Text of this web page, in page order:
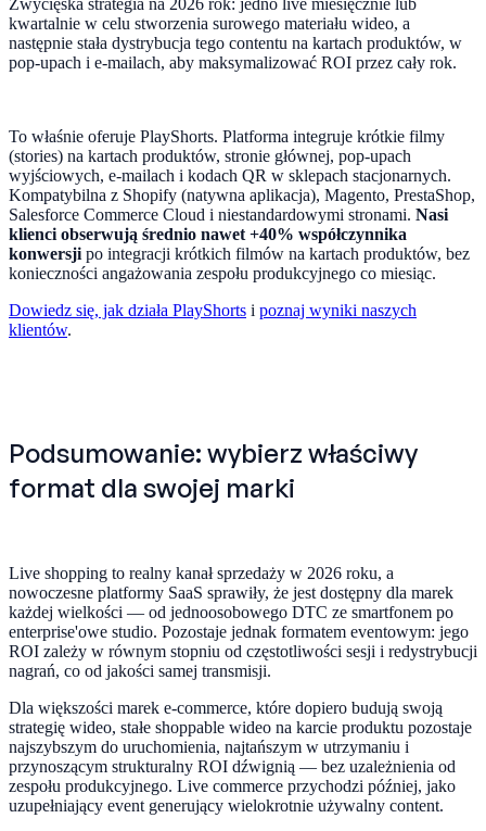
Zwycięska strategia na 2026 rok: jedno live miesięcznie lub
kwartalnie w celu stworzenia surowego materiału wideo, a
następnie stała dystrybucja tego contentu na kartach produktów, w
pop-upach i e-mailach, aby maksymalizować ROI przez cały rok.
To właśnie oferuje PlayShorts. Platforma integruje krótkie filmy
(stories) na kartach produktów, stronie głównej, pop-upach
wyjściowych, e-mailach i kodach QR w sklepach stacjonarnych.
Kompatybilna z Shopify (natywna aplikacja), Magento, PrestaShop,
Salesforce Commerce Cloud i niestandardowymi stronami. Nasi
klienci obserwują średnio nawet +40% współczynnika
konwersji po integracji krótkich filmów na kartach produktów, bez
konieczności angażowania zespołu produkcyjnego co miesiąc.
Dowiedz się, jak działa PlayShorts i poznaj wyniki naszych
klientów.
Podsumowanie: wybierz właściwy
format dla swojej marki
Live shopping to realny kanał sprzedaży w 2026 roku, a
nowoczesne platformy SaaS sprawiły, że jest dostępny dla marek
każdej wielkości — od jednoosobowego DTC ze smartfonem po
enterprise'owe studio. Pozostaje jednak formatem eventowym: jego
ROI zależy w równym stopniu od częstotliwości sesji i redystrybucji
nagrań, co od jakości samej transmisji.
Dla większości marek e-commerce, które dopiero budują swoją
strategię wideo, stałe shoppable wideo na karcie produktu pozostaje
najszybszym do uruchomienia, najtańszym w utrzymaniu i
przynoszącym strukturalny ROI dźwignią — bez uzależnienia od
zespołu produkcyjnego. Live commerce przychodzi później, jako
uzupełniający event generujący wielokrotnie używalny content.